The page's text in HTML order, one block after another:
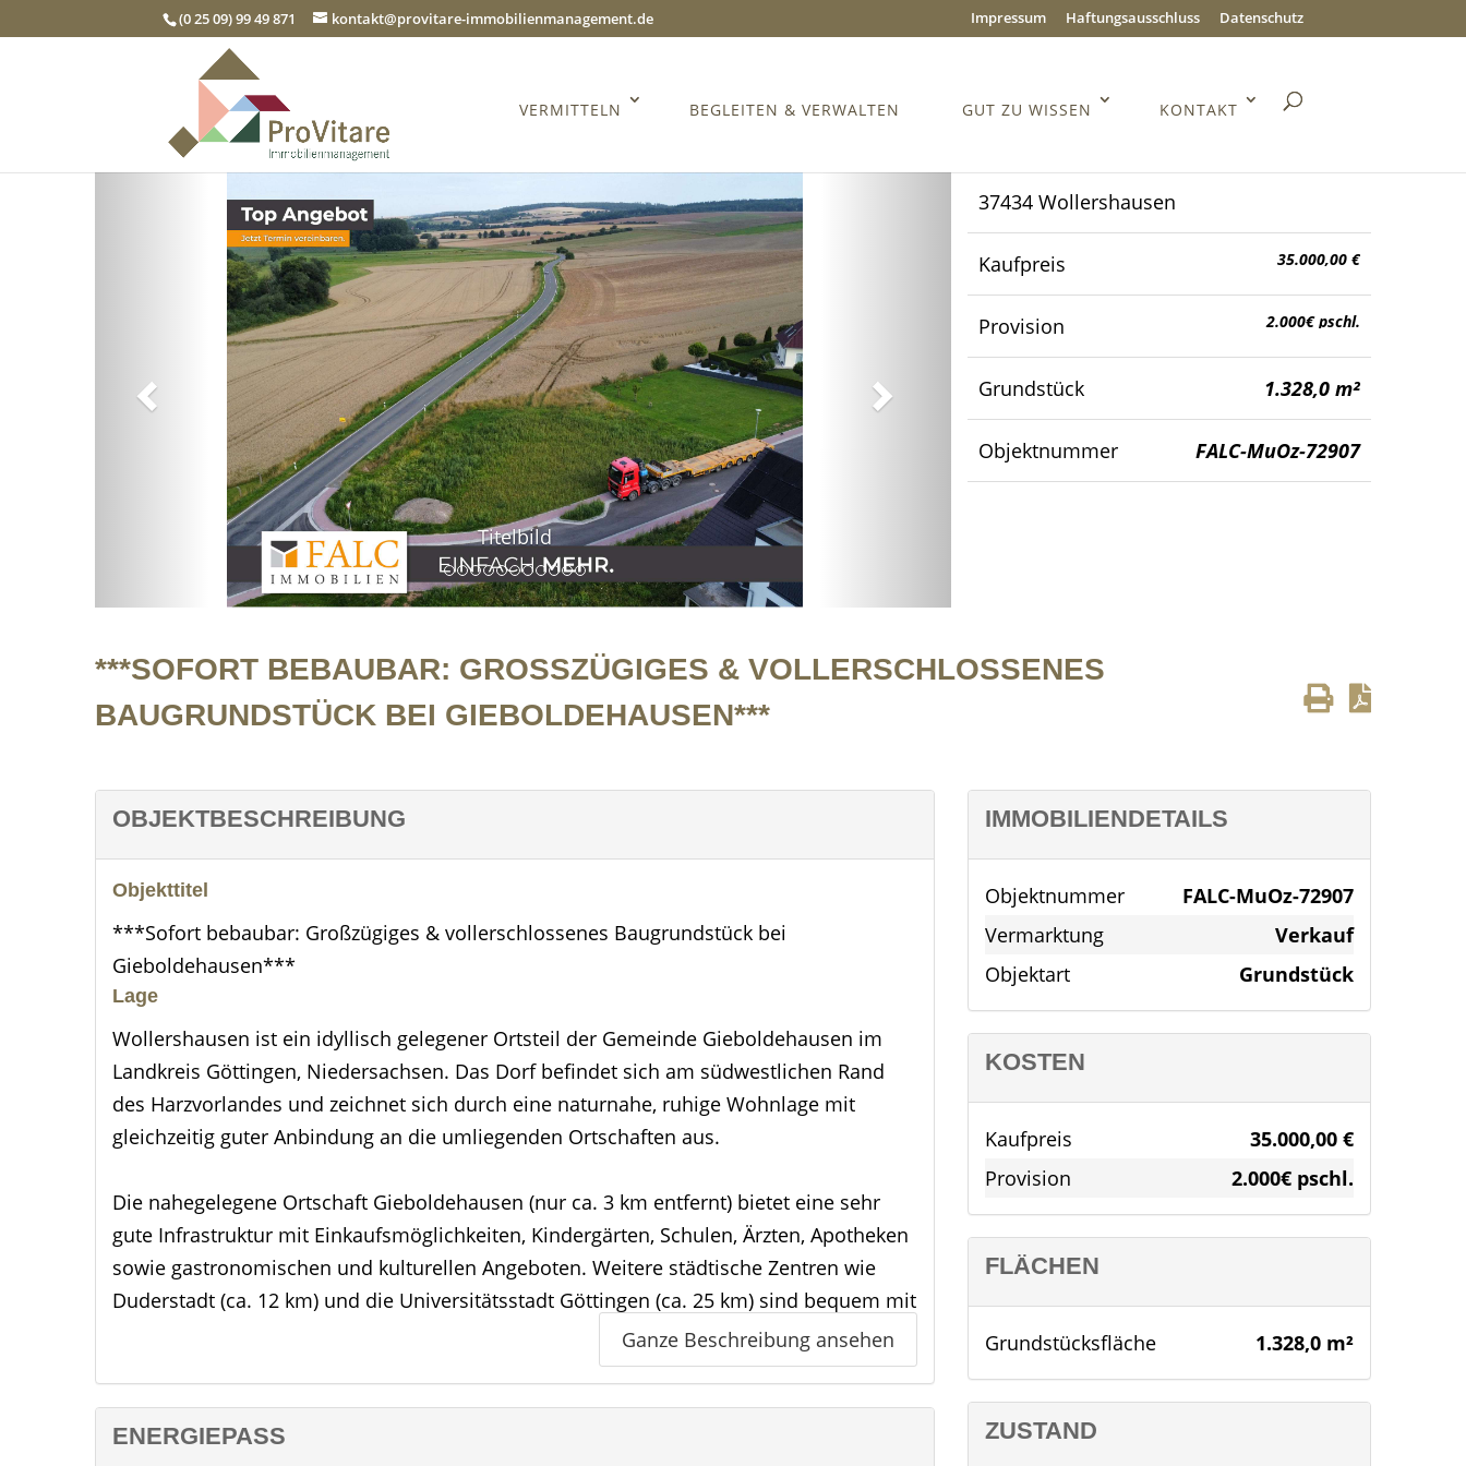
(0 25 09) 99 49 871 kontakt@provitare-immobilienmanagement.de Impressum Haftungsausschluss Datenschutz
VERMITTELN BEGLEITEN & VERWALTEN GUT ZU WISSEN KONTAKT
Titelbild
37434 Wollershausen
Kaufpreis 35.000,00 €
Provision 2.000€ pschl.
Grundstück 1.328,0 m²
Objektnummer FALC-MuOz-72907
***SOFORT BEBAUBAR: GROSSZÜGIGES & VOLLERSCHLOSSENES B
AUGRUNDSTÜCK BEI GIEBOLDEHAUSEN***
OBJEKTBESCHREIBUNG
Objekttitel
***Sofort bebaubar: Großzügiges & vollerschlossenes Baugrundstück bei
Gieboldehausen***
Lage
Wollershausen ist ein idyllisch gelegener Ortsteil der Gemeinde Gieboldehausen im
Landkreis Göttingen, Niedersachsen. Das Dorf befindet sich am südwestlichen Rand
des Harzvorlandes und zeichnet sich durch eine naturnahe, ruhige Wohnlage mit
gleichzeitig guter Anbindung an die umliegenden Ortschaften aus.
Die nahegelegene Ortschaft Gieboldehausen (nur ca. 3 km entfernt) bietet eine sehr
gute Infrastruktur mit Einkaufsmöglichkeiten, Kindergärten, Schulen, Ärzten, Apotheken
sowie gastronomischen und kulturellen Angeboten. Weitere städtische Zentren wie
Duderstadt (ca. 12 km) und die Universitätsstadt Göttingen (ca. 25 km) sind bequem mit
hervorragend angebunden. Die Autobahnen A7 und A38 sind in kurzer Fahrzeit
Ganze Beschreibung ansehen
ENERGIEPASS
IMMOBILIENDETAILS
Objektnummer
FALC-MuOz-72907
Vermarktung
Verkauf
Objektart
Grundstück
KOSTEN
Kaufpreis
35.000,00 €
Provision
2.000€ pschl.
FLÄCHEN
Grundstücksfläche 1.328,0 m²
ZUSTAND